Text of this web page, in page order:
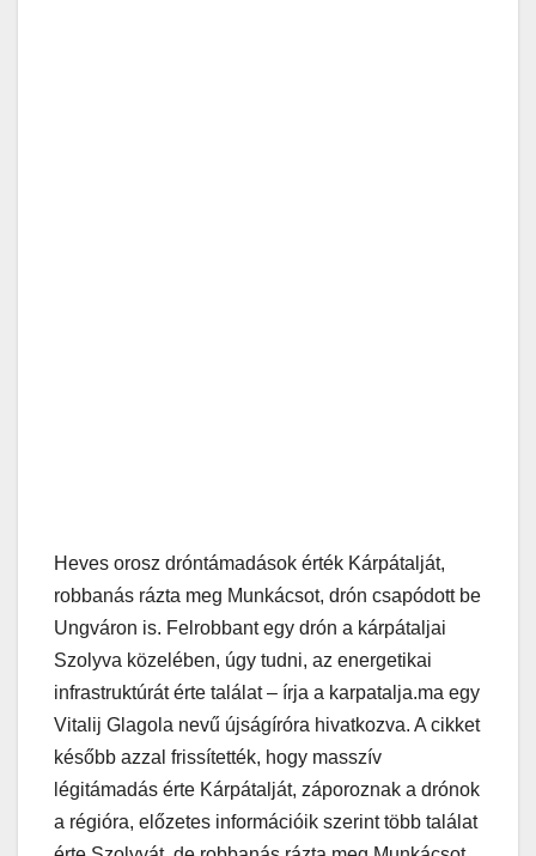
Heves orosz dróntámadások érték Kárpátalját,
robbanás rázta meg Munkácsot, drón csapódott be
Ungváron is. Felrobbant egy drón a kárpátaljai
Szolyva közelében, úgy tudni, az energetikai
infrastruktúrát érte találat – írja a karpatalja.ma egy
Vitalij Glagola nevű újságíróra hivatkozva. A cikket
később azzal frissítették, hogy masszív
légitámadás érte Kárpátalját, záporoznak a drónok
a régióra, előzetes információik szerint több találat